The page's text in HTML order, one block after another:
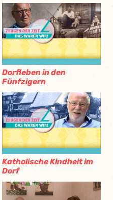
Dorfleben in den
Fünfzigern
Katholische Kindheit im
Dorf